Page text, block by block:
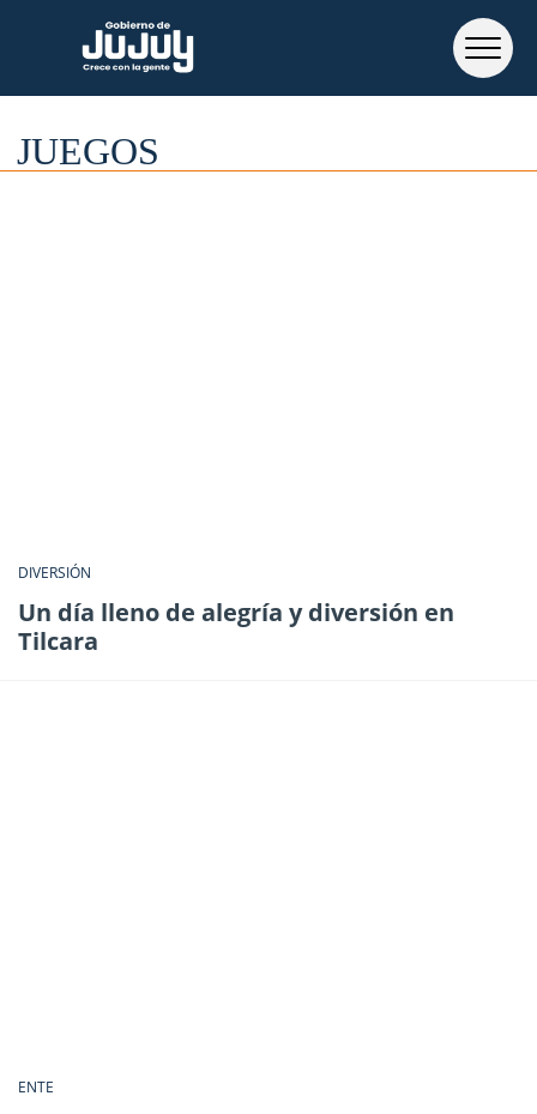
JUEGOS
DIVERSIÓN
Un día lleno de alegría y diversión en
Tilcara
ENTE